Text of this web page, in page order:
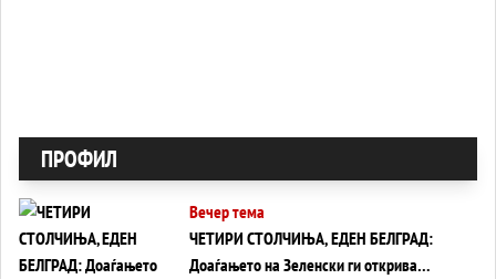
ПРОФИЛ
Вечер тема
ЧЕТИРИ СТОЛЧИЊА, ЕДЕН БЕЛГРАД:
Доаѓањето на Зеленски ги открива